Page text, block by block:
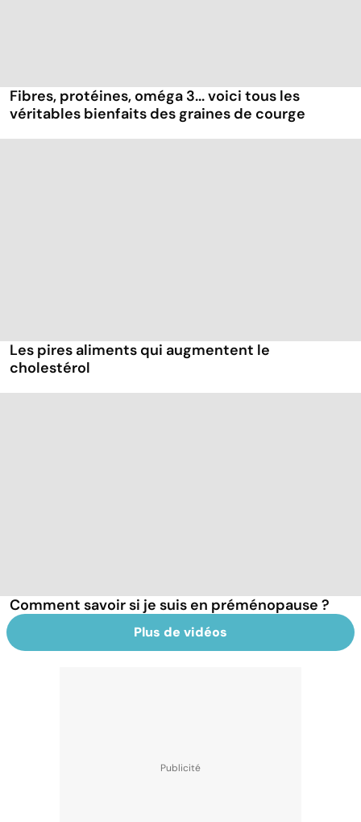
Fibres, protéines, oméga 3... voici tous les
véritables bienfaits des graines de courge
Les pires aliments qui augmentent le
cholestérol
Comment savoir si je suis en préménopause ?
Plus de vidéos